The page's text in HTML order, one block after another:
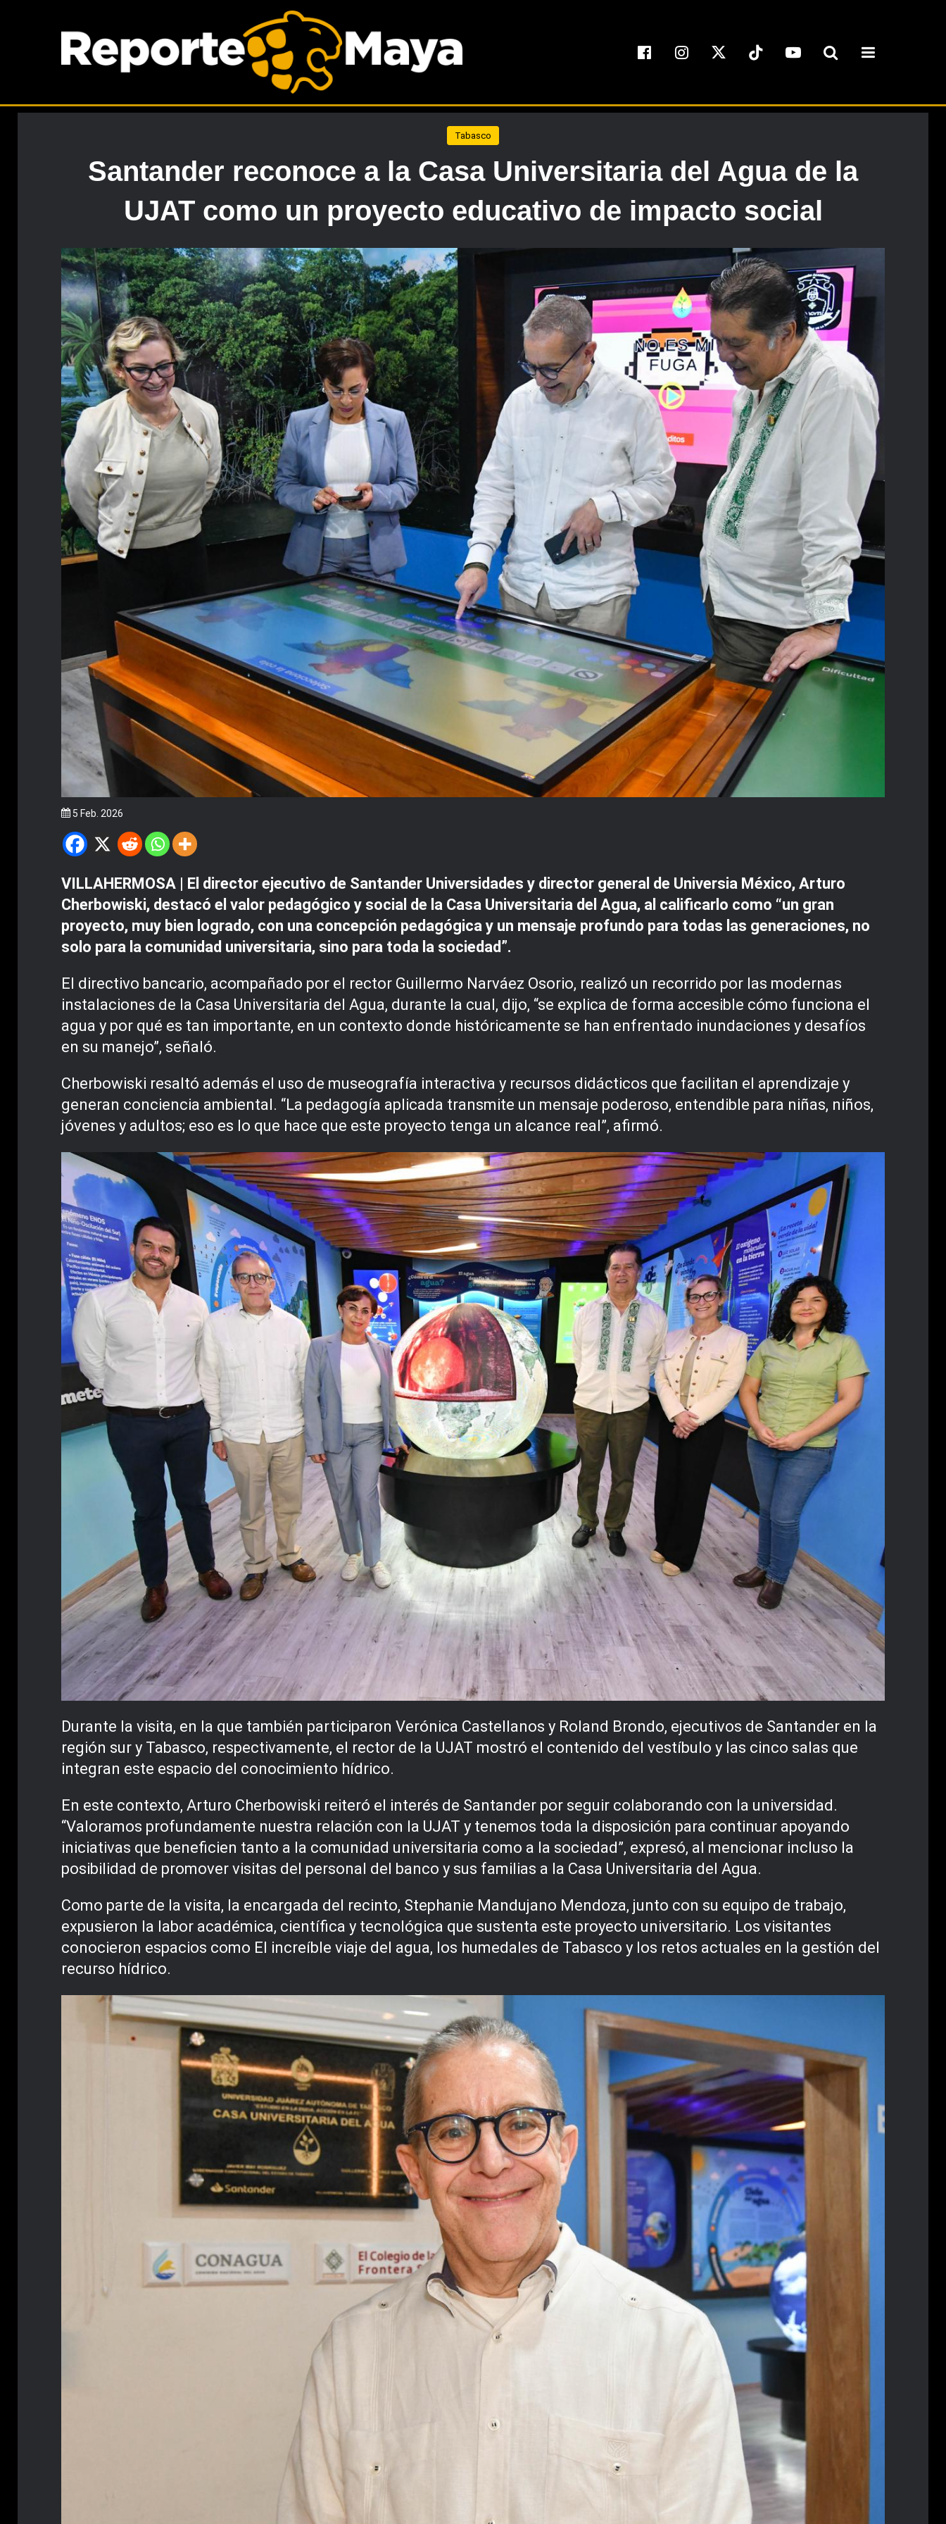
Tabasco
Santander reconoce a la Casa Universitaria del Agua de la
UJAT como un proyecto educativo de impacto social
5 Feb. 2026
VILLAHERMOSA | El director ejecutivo de Santander Universidades y director general de Universia México, Arturo
Cherbowiski, destacó el valor pedagógico y social de la Casa Universitaria del Agua, al calificarlo como “un gran
proyecto, muy bien logrado, con una concepción pedagógica y un mensaje profundo para todas las generaciones, no
solo para la comunidad universitaria, sino para toda la sociedad”.
El directivo bancario, acompañado por el rector Guillermo Narváez Osorio, realizó un recorrido por las modernas
instalaciones de la Casa Universitaria del Agua, durante la cual, dijo, “se explica de forma accesible cómo funciona el
agua y por qué es tan importante, en un contexto donde históricamente se han enfrentado inundaciones y desafíos
en su manejo”, señaló.
Cherbowiski resaltó además el uso de museografía interactiva y recursos didácticos que facilitan el aprendizaje y
generan conciencia ambiental. “La pedagogía aplicada transmite un mensaje poderoso, entendible para niñas, niños,
jóvenes y adultos; eso es lo que hace que este proyecto tenga un alcance real”, afirmó.
Durante la visita, en la que también participaron Verónica Castellanos y Roland Brondo, ejecutivos de Santander en la
región sur y Tabasco, respectivamente, el rector de la UJAT mostró el contenido del vestíbulo y las cinco salas que
integran este espacio del conocimiento hídrico.
En este contexto, Arturo Cherbowiski reiteró el interés de Santander por seguir colaborando con la universidad.
“Valoramos profundamente nuestra relación con la UJAT y tenemos toda la disposición para continuar apoyando
iniciativas que beneficien tanto a la comunidad universitaria como a la sociedad”, expresó, al mencionar incluso la
posibilidad de promover visitas del personal del banco y sus familias a la Casa Universitaria del Agua.
Como parte de la visita, la encargada del recinto, Stephanie Mandujano Mendoza, junto con su equipo de trabajo,
expusieron la labor académica, científica y tecnológica que sustenta este proyecto universitario. Los visitantes
conocieron espacios como El increíble viaje del agua, los humedales de Tabasco y los retos actuales en la gestión del
recurso hídrico.